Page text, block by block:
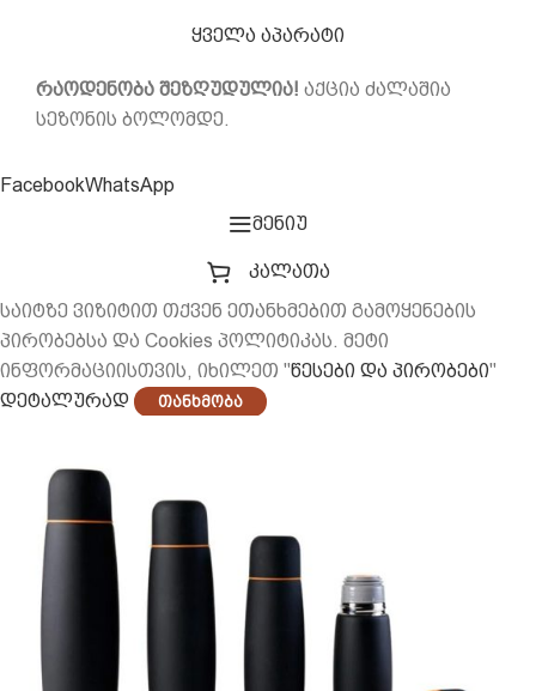
ყველა აპარატი
რაოდენობა შეზღუდულია! აქცია ძალაშია
სეზონის ბოლომდე.
FacebookWhatsApp
მენიუ
კალათა
საიტზე ვიზიტით თქვენ ეთანხმებით გამოყენების
პირობებსა და Cookies პოლიტიკას. მეტი
ინფორმაციისთვის, იხილეთ "წესები და პირობები"
დეტალურად
Თანხმობა